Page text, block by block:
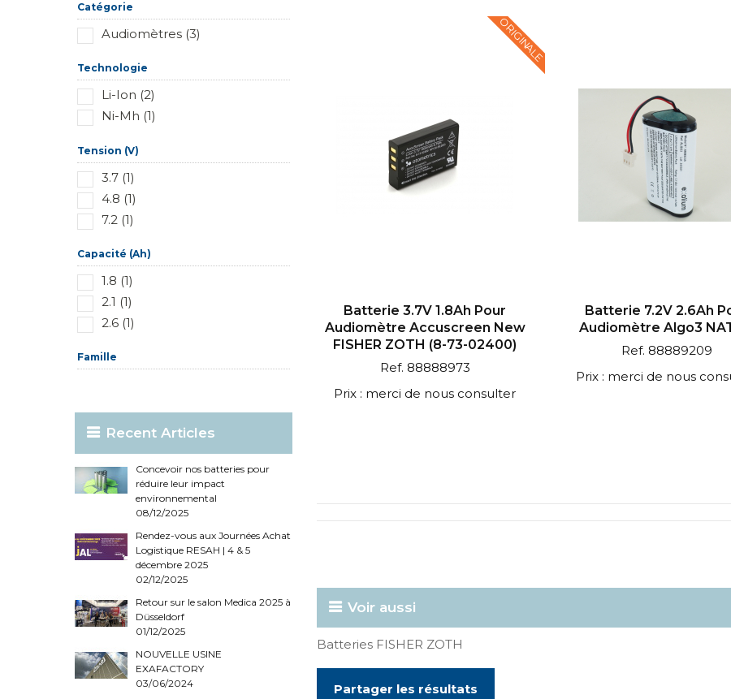
Catégorie
Audiomètres (3)
Technologie
Li-Ion (2)
Ni-Mh (1)
Tension (V)
3.7 (1)
4.8 (1)
7.2 (1)
Capacité (Ah)
1.8 (1)
2.1 (1)
2.6 (1)
Famille
Recent Articles
Concevoir nos batteries pour
réduire leur impact
environnemental
08/12/2025
Rendez-vous aux Journées Achat
Logistique RESAH | 4 & 5
décembre 2025
02/12/2025
Retour sur le salon Medica 2025 à
Düsseldorf
01/12/2025
NOUVELLE USINE
EXAFACTORY
03/06/2024
ORIGINALE
Batterie 3.7V 1.8Ah Pour
Audiomètre Accuscreen New
FISHER ZOTH (8-73-02400)
Ref. 88888973
Prix : merci de nous consulter
Batterie 7.2V 2.6Ah
Audiomètre Algo3
Ref. 88889209
Prix : merci de nous
Voir aussi
Batteries FISHER ZOTH
Partager les résultats